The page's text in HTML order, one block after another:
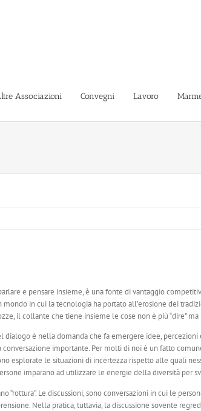
Associazioni Convegni Lavoro
e pensare insieme, è una fonte di vantaggio
in cui la tecnologia ha portato all’erosione dei
il collante che tiene insieme le cose non è più “dire” ma
dialogo è nella domanda che fa emergere idee,
importante. Per molti di noi è un fatto
esplorate le situazioni di incertezza rispetto alle quali
imparano ad utilizzare le energie della diversità per
“rottura”. Le discussioni, sono conversazioni in cui le
Nella pratica, tuttavia, la discussione sovente